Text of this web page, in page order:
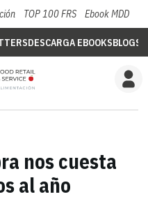
TOP 100 FRS Ebook MDD
DESCARGA EBOOKSBLOGS
nos cuesta
al año